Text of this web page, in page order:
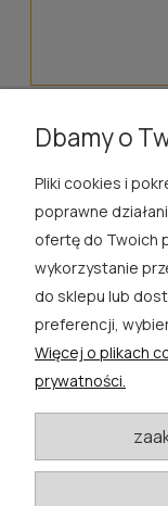
Dbamy o
Pliki cookies i
poprawne
ofertę do Twoich
wykorzystanie
do sklepu lub
preferencji,
Więcej o plikach
prywatności.